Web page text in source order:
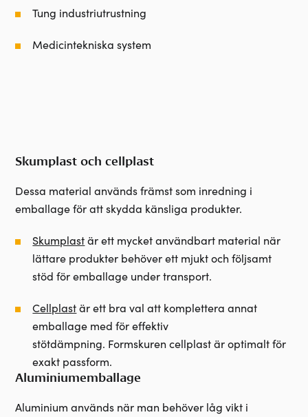
Tung industriutrustning
Medicintekniska system
Skumplast och cellplast
Dessa material används främst som inredning i
emballage för att skydda känsliga produkter.
Skumplastär ett mycket användbart material när
lättare produkter behöver ett mjukt och följsamt
stöd för emballage under transport.
Cellplastär ett bra val att komplettera annat
emballage med för effektiv
stötdämpning. Formskuren cellplast är optimalt för
exakt passform.
Aluminiumemballage
Aluminium används när man behöver låg vikt i